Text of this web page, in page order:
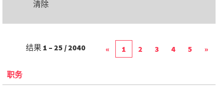
清除
结果 1 – 25 /2040 « 1 2 3 4 5 »
职务